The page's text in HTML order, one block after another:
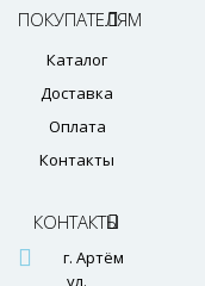
ПОКУПАТЕЛЯМ
Каталог
Доставка
Оплата
Контакты
КОНТАКТЫ
г. Артём
ул.